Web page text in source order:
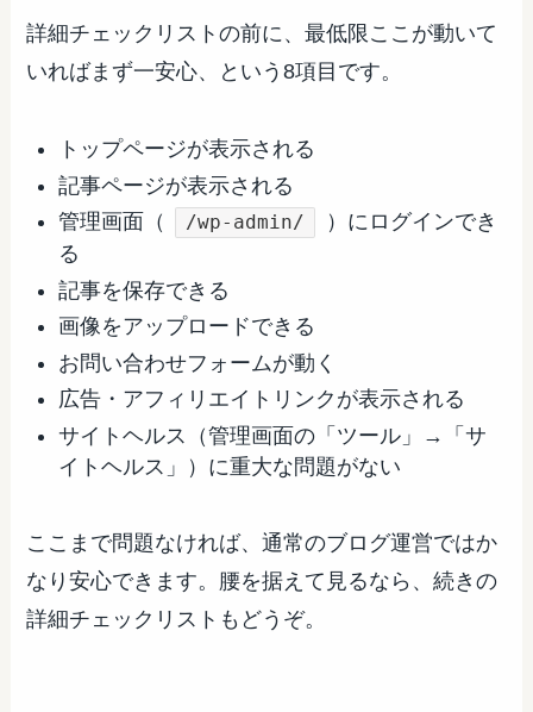
詳細チェックリストの前に、最低限ここが動いて
いればまず一安心、という8項目です。
トップページが表示される
記事ページが表示される
管理画面（
/wp-admin/
）にログインでき
る
記事を保存できる
画像をアップロードできる
お問い合わせフォームが動く
広告・アフィリエイトリンクが表示される
サイトヘルス（管理画面の「ツール」→「サ
イトヘルス」）に重大な問題がない
ここまで問題なければ、通常のブログ運営ではか
なり安心できます。腰を据えて見るなら、続きの
詳細チェックリストもどうぞ。